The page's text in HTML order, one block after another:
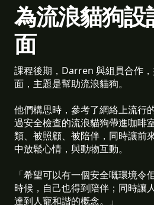
為流浪貓狗設
面
課程後期，Darren 與組員合作
面，主題是幫助流浪貓狗。
他們構思時，參考了網絡上流行
過安全檢查的流浪貓狗帶進咖啡
類、被照顧、被陪伴，同時讓前
中放鬆心情，與動物互動。
「希望可以有一個安全嘅環境令
時候，自己也得到陪伴；同時讓
達到人寵和諧的概念。」